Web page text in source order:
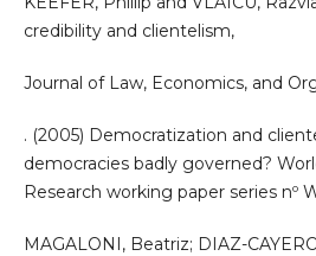
credibility and clientelism,
Journal of Law, Economics, and
. (2005) Democratization and
democracies badly governed?
Research working paper series nº
MAGALONI, Beatriz; DIAZ-